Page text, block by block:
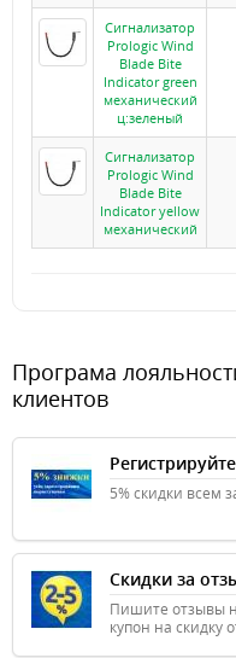
Сигнализатор
Prologic Wind
Blade Bite
Indicator green
механический
ц:зеленый
Сигнализатор
Prologic Wind
Blade Bite
Indicator yellow
механический
Програма
клиентов
5% скидки всем
Скидки за
Пишите отзывы
купон на скидку